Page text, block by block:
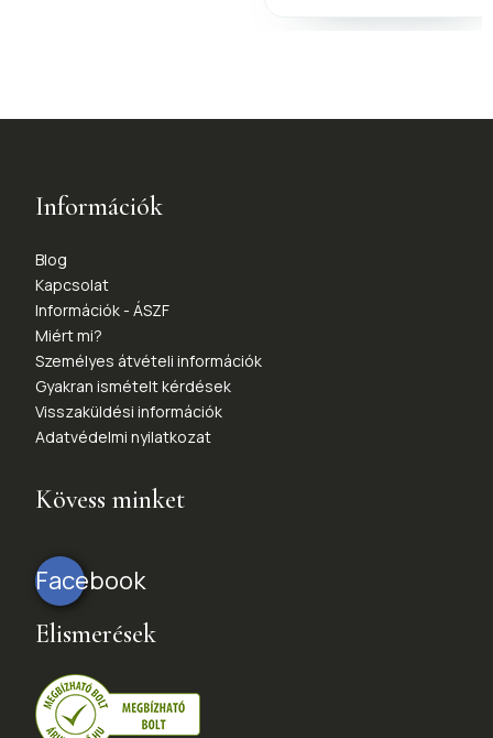
Információk
Blog
Kapcsolat
Információk - ÁSZF
Miért mi?
Személyes átvételi információk
Gyakran ismételt kérdések
Visszaküldési információk
Adatvédelmi nyilatkozat
Kövess minket
Facebook
Elismerések